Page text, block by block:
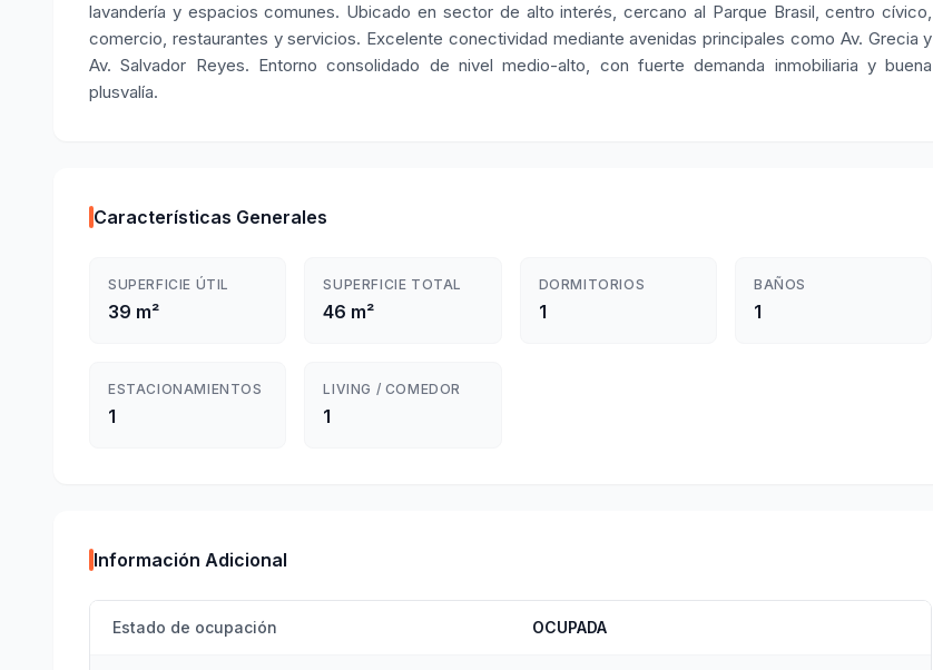
lavandería y espacios comunes. Ubicado en sector de alto interés, cercano al Parque Brasil, centro cívico,
comercio, restaurantes y servicios. Excelente conectividad mediante avenidas principales como Av. Grecia y
Av. Salvador Reyes. Entorno consolidado de nivel medio-alto, con fuerte demanda inmobiliaria y buena
plusvalía.
Características Generales
SUPERFICIE ÚTIL
39 m²
SUPERFICIE TOTAL
46 m²
DORMITORIOS
1
BAÑOS
1
ESTACIONAMIENTOS
1
LIVING / COMEDOR
1
Información Adicional
Estado de ocupación OCUPADA